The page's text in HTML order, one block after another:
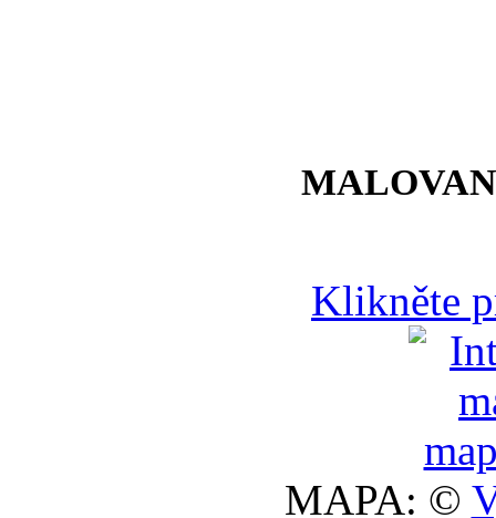
Klikněte
MAPA: ©